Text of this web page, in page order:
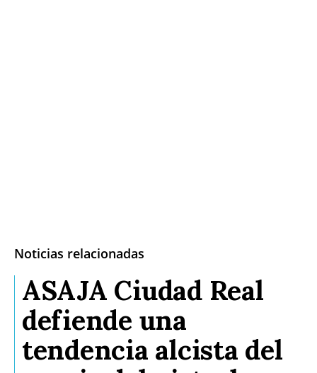
Noticias relacionadas
ASAJA Ciudad Real
defiende una
tendencia alcista del